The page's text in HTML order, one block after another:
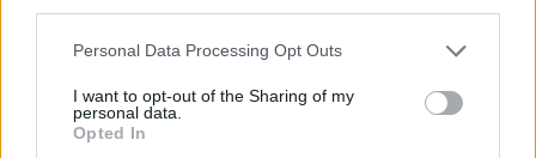
Please note that this website/app uses one or more Google
not limited to your visit or usage behaviour. You may click to
grant or deny consent to Google and its third-party tags to
use your data for below specified purposes in below Google
Personal Data Processing Opt Outs
I want to opt-out of the Sharing of my
personal data.
Opted In
emberekről, háborúkról és a világ pusztulásáról. A
ahhoz, hogy közben átértékelődjenek az emberi
életről, az élet céljáról szőtt elméleteink, kiegészüljön